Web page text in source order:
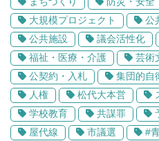
大規模プロジェクト
公
公共施設
議会活性化
福祉・医療・介護
芸術
公契約・入札
集団的自
人権
松代大本営
学校教育
共謀罪
屋代線
市議選 #